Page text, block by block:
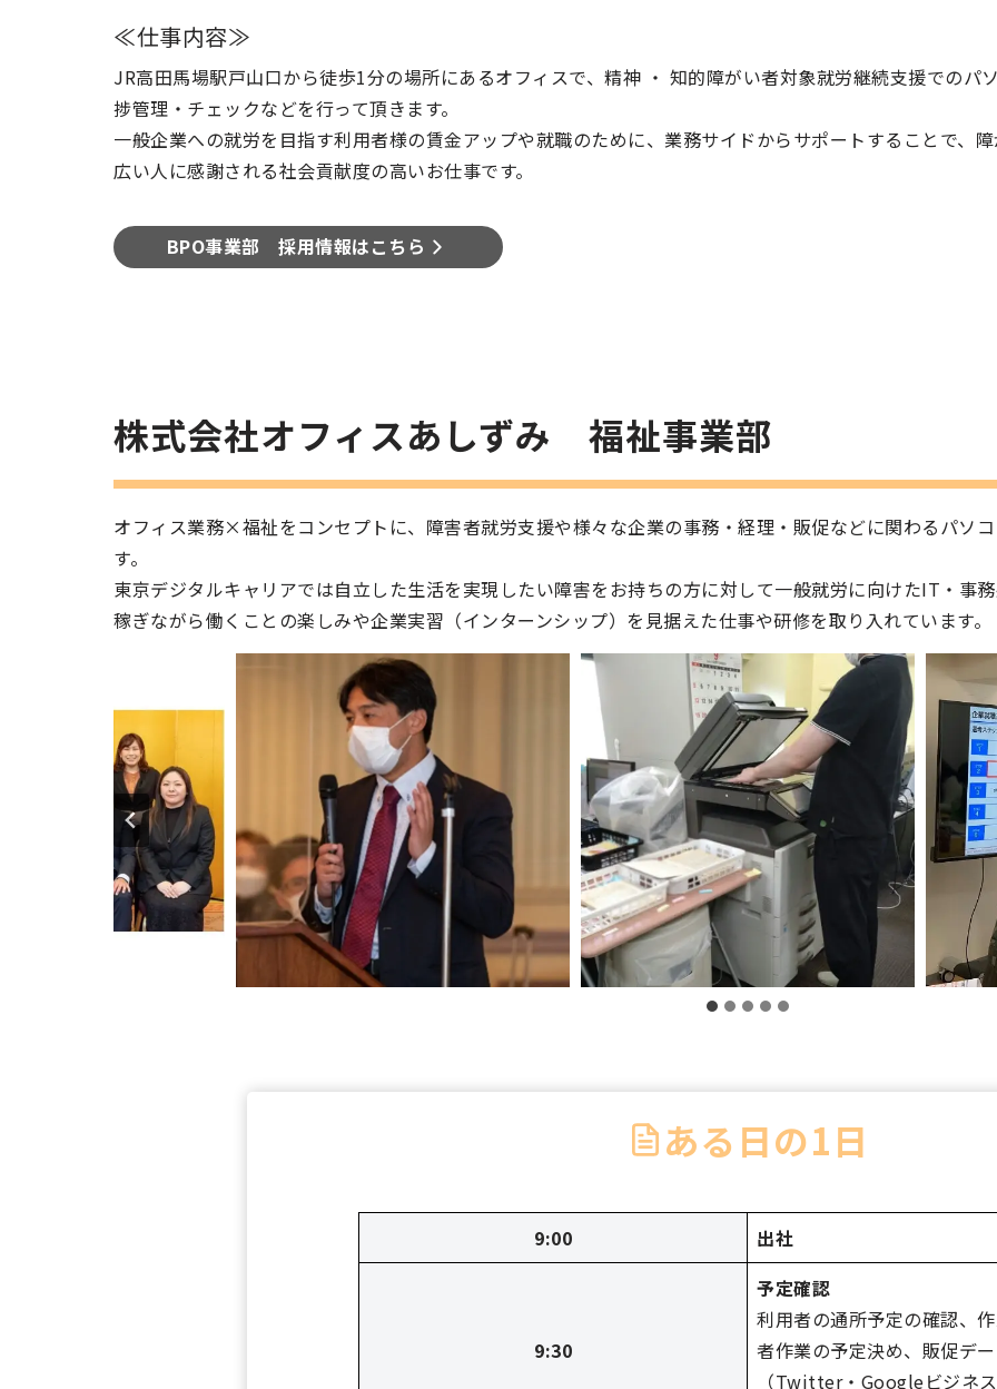
≪仕事内容≫
JR高田馬場駅戸山口から徒歩1分の場所にあるオフィスで、精神 ・ 知的障がい者対象就労継続支援でのパ
捗管理・チェックなどを行って頂きます。
一般企業への就労を目指す利用者様の賃金アップや就職のために、業務サイドからサポートすることで、
広い人に感謝される社会貢献度の高いお仕事です。
BPO事業部 採用情報はこちら
株式会社オフィスあしずみ 福祉事業部
オフィス業務×福祉をコンセプトに、障害者就労支援や様々な企業の事務・経理・販促などに関わるパソ
す。
東京デジタルキャリアでは自立した生活を実現したい障害をお持ちの方に対して一般就労に向けたIT・事
稼ぎながら働くことの楽しみや企業実習（インターンシップ）を見据えた仕事や研修を取り入れています。
ある日の1日
9:00 出社
9:30
予定確認
利用者の通所予定の確認、
者作業の予定決め、販促デ
（Twitter・Googleビジネ